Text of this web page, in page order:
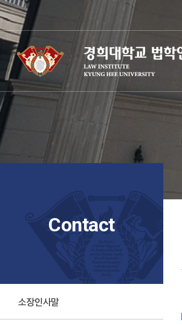
Contact
소장인사말